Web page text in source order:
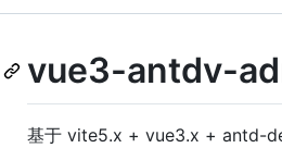
vue3-antdv-
基于 vite5.x + vue3.x + antd-